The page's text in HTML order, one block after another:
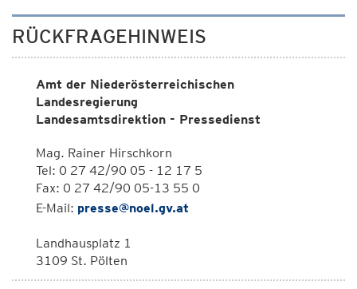
RÜCKFRAGEHINWEIS
Amt der Niederösterreichischen
Landesregierung
Landesamtsdirektion - Pressedienst
Mag. Rainer Hirschkorn
Tel: 0 27 42/90 05 - 12 17 5
Fax: 0 27 42/90 05-13 55 0
E-Mail: presse@noel.gv.at
Landhausplatz 1
3109 St. Pölten